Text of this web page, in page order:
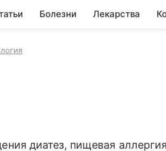
Болезни Лекарства
диатез, пищевая